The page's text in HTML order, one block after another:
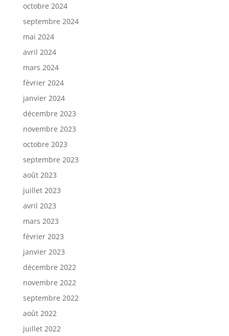
octobre 2024
septembre 2024
mai 2024
avril 2024
mars 2024
février 2024
janvier 2024
décembre 2023
novembre 2023
octobre 2023
septembre 2023
août 2023
juillet 2023
avril 2023
mars 2023
février 2023
janvier 2023
décembre 2022
novembre 2022
septembre 2022
août 2022
juillet 2022